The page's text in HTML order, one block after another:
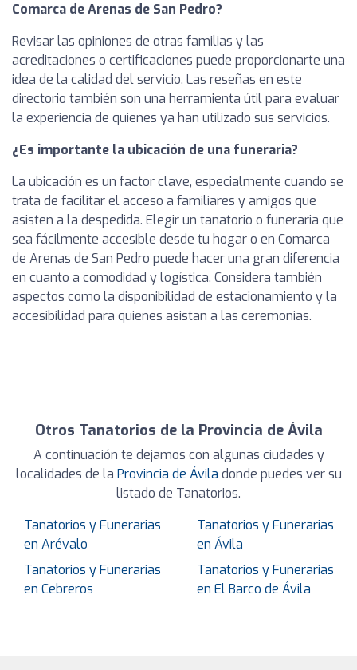
Comarca de Arenas de San Pedro?
Revisar las opiniones de otras familias y las
acreditaciones o certificaciones puede proporcionarte una
idea de la calidad del servicio. Las reseñas en este
directorio también son una herramienta útil para evaluar
la experiencia de quienes ya han utilizado sus servicios.
¿Es importante la ubicación de una funeraria?
La ubicación es un factor clave, especialmente cuando se
trata de facilitar el acceso a familiares y amigos que
asisten a la despedida. Elegir un tanatorio o funeraria que
sea fácilmente accesible desde tu hogar o en Comarca
de Arenas de San Pedro puede hacer una gran diferencia
en cuanto a comodidad y logística. Considera también
aspectos como la disponibilidad de estacionamiento y la
accesibilidad para quienes asistan a las ceremonias.
Otros Tanatorios de la Provincia de Ávila
A continuación te dejamos con algunas ciudades y
localidades de la Provincia de Ávila donde puedes ver su
listado de Tanatorios.
Tanatorios y Funerarias
en Arévalo
Tanatorios y Funerarias
en Ávila
Tanatorios y Funerarias
en Cebreros
Tanatorios y Funerarias
en El Barco de Ávila